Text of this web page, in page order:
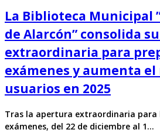
La Biblioteca Municipal
de Alarcón” consolida
extraordinaria para
exámenes y aumenta
usuarios en 2025
Tras la apertura extraordinaria para
exámenes, del 22 de diciembre al 1…